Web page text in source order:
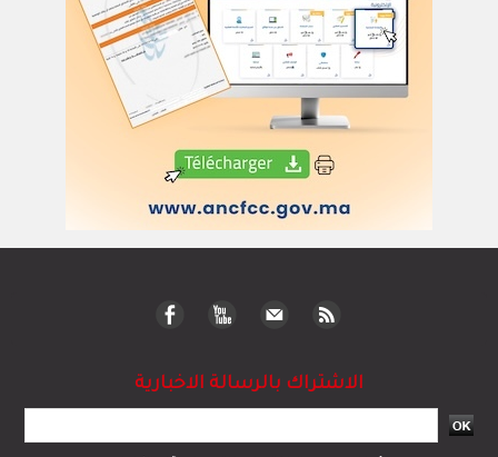
الاشتراك بالرسالة الاخبارية